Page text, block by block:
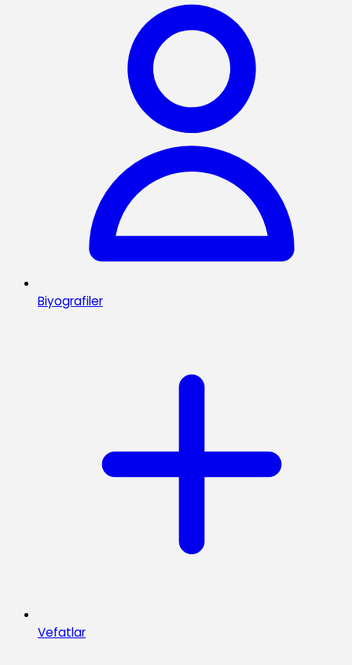
Biyografiler
Vefatlar